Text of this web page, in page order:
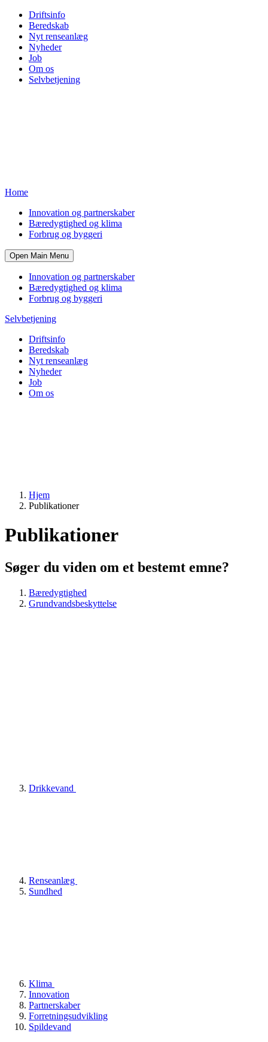
Driftsinfo
Beredskab
Nyt renseanlæg
Nyheder
Job
Om os
Selvbetjening
Home
Innovation og partnerskaber
Bæredygtighed og klima
Forbrug og byggeri
Open Main Menu
Innovation og partnerskaber
Bæredygtighed og klima
Forbrug og byggeri
Selvbetjening
Driftsinfo
Beredskab
Nyt renseanlæg
Nyheder
Job
Om os
Hjem
Publikationer
Publikationer
Søger du viden om et bestemt emne?
Bæredygtighed
Grundvandsbeskyttelse
Drikkevand
Renseanlæg
Sundhed
Klima
Innovation
Partnerskaber
Forretningsudvikling
Spildevand